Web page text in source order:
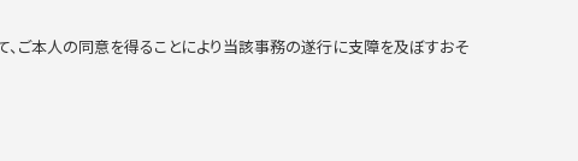
ご本人の同意を得ることにより当該事務の遂行に支障を及ぼすおそ